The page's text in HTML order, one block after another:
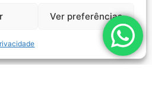
Ver preferências